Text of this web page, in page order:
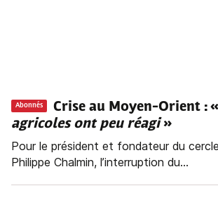
Abonnés Crise au Moyen-Orient : «
agricoles ont peu réagi»
Pour le président et fondateur du
Philippe Chalmin, l’interruption du...